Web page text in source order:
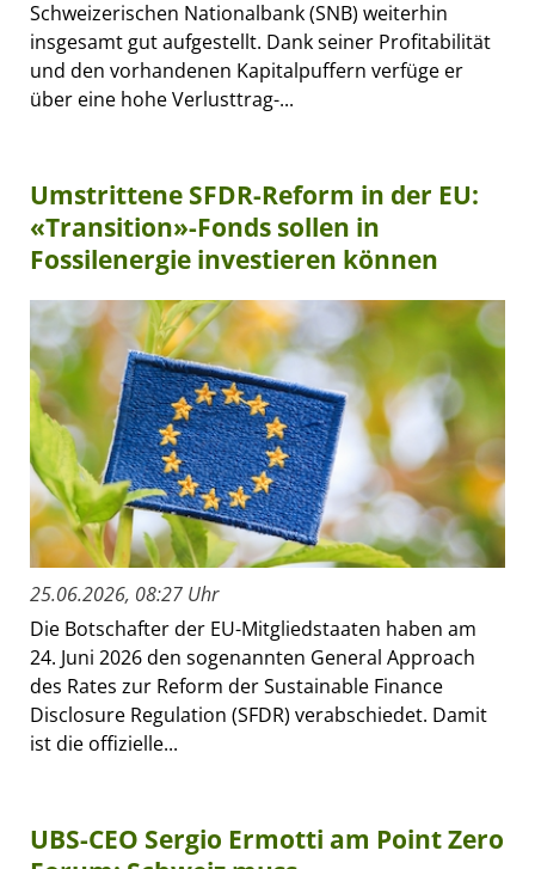
Schweizerischen Nationalbank (SNB) weiterhin
insgesamt gut aufgestellt. Dank seiner Profitabilität
und den vorhandenen Kapitalpuffern verfüge er
über eine hohe Verlusttrag-...
Umstrittene SFDR-Reform in der EU:
«Transition»-Fonds sollen in
Fossilenergie investieren können
25.06.2026, 08:27 Uhr
Die Botschafter der EU-Mitgliedstaaten haben am
24. Juni 2026 den sogenannten General Approach
des Rates zur Reform der Sustainable Finance
Disclosure Regulation (SFDR) verabschiedet. Damit
ist die offizielle...
UBS-CEO Sergio Ermotti am Point Zero